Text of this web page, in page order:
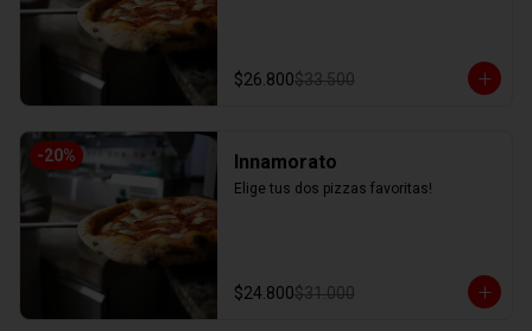
$26.800$33.500
-20% Innamorato
Elige tus dos pizzas favoritas!
$24.800$31.000